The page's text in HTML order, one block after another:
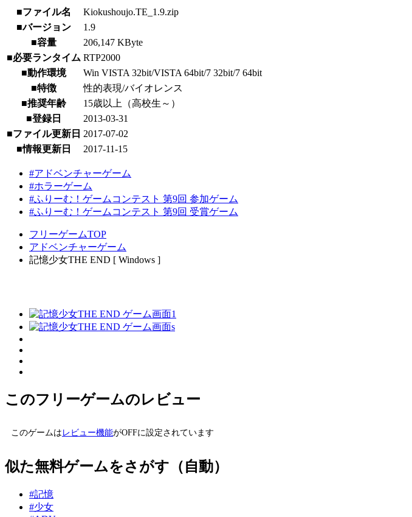
■ファイル名
Kiokushoujo.TE_1.9.zip
■バージョン
1.9
■容量
206,147 KByte
■必要ランタイム RTP2000
■動作環境
Win VISTA 32bit/VISTA 64bit/7 32bit/7 64bit
■特徴
性的表現/バイオレンス
■推奨年齢
15歳以上（高校生～）
■登録日
2013-03-31
■ファイル更新日 2017-07-02
■情報更新日
2017-11-15
#アドベンチャーゲーム
#ホラーゲーム
#ふりーむ！ゲームコンテスト 第9回 参加ゲーム
#ふりーむ！ゲームコンテスト 第9回 受賞ゲーム
フリーゲームTOP
アドベンチャーゲーム
記憶少女THE END [ Windows ]
このフリーゲームのレビュー
このゲームは レビュー機能がOFFに設定されています
似た無料ゲームをさがす（自動）
#記憶
#少女